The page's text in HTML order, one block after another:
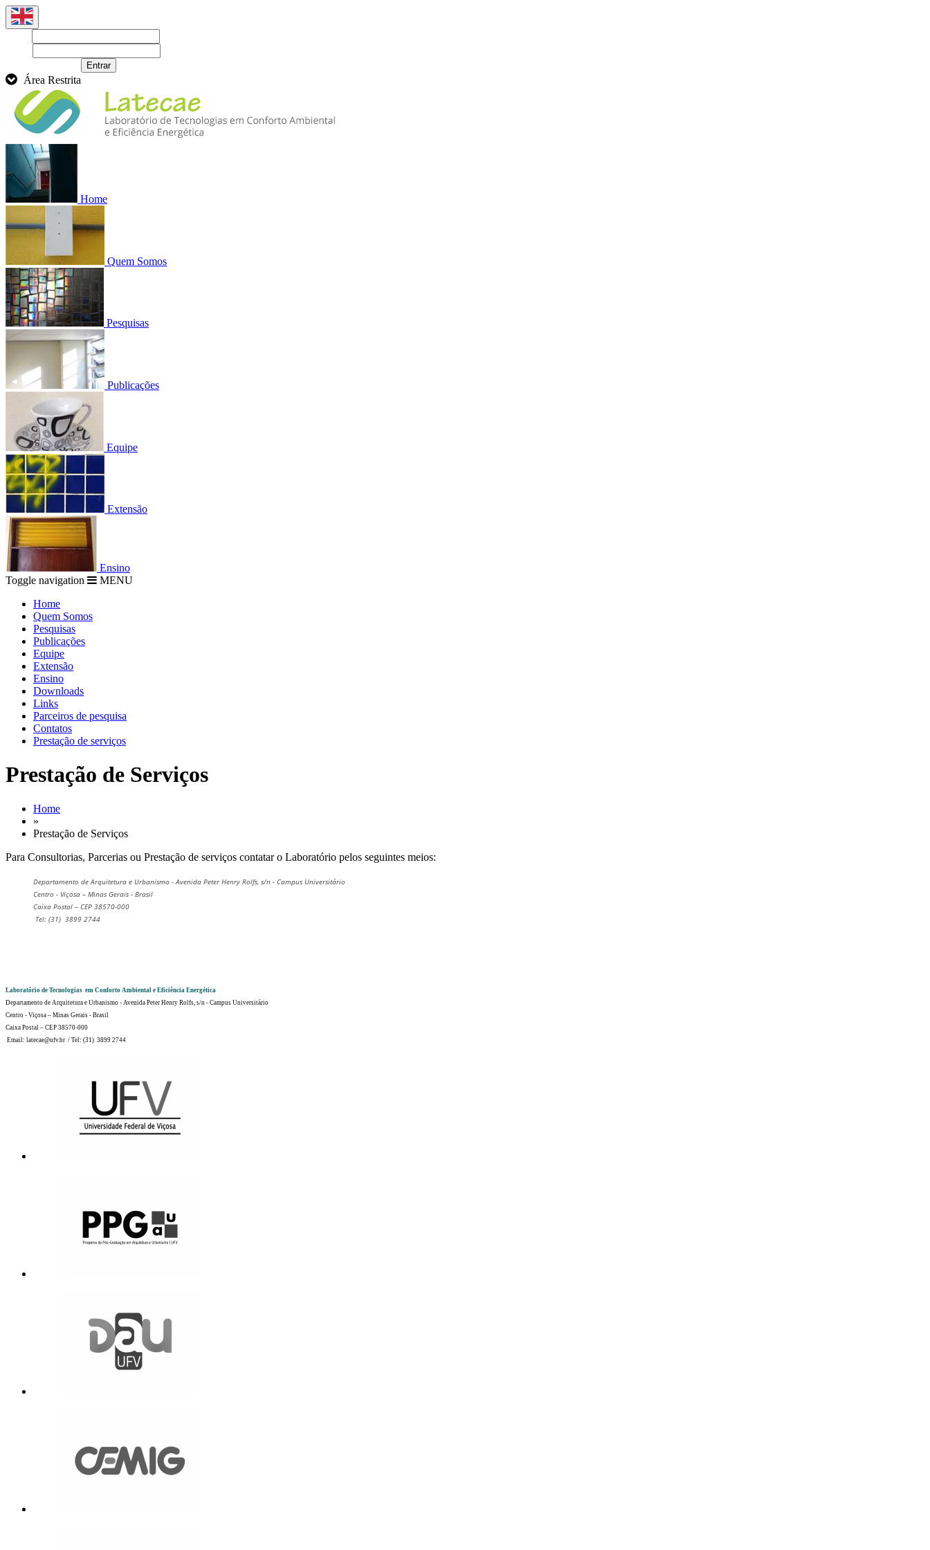
Entrar
Área Restrita
Home
Quem Somos
Pesquisas
Publicações
Equipe
Extensão
Ensino
Toggle navigation
MENU
Home
Quem Somos
Pesquisas
Publicações
Equipe
Extensão
Ensino
Downloads
Links
Parceiros de pesquisa
Contatos
Prestação de serviços
Prestação de Serviços
Home
»
Prestação de Serviços
Para Consultorias, Parcerias ou Prestação de serviços contatar o Laboratório pelos seguintes meios:
Departamento de Arquitetura e Urbanismo - Avenida Peter Henry Rolfs, s/n - Campus Universitário
Centro - Viçosa – Minas Gerais - Brasil
Caixa Postal – CEP 38570-000
Tel: (31) 3899 2744
Laboratório de Tecnologias em Conforto Ambiental e Eficiência Energética
Departamento de Arquitetura e Urbanismo - Avenida Peter Henry Rolfs, s/n - Campus Universitário
Centro - Viçosa – Minas Gerais - Brasil
Caixa Postal – CEP 38570-000
Email: latecae@ufv.br / Tel: (31) 3899 2744